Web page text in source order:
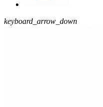
keyboard_arrow_down